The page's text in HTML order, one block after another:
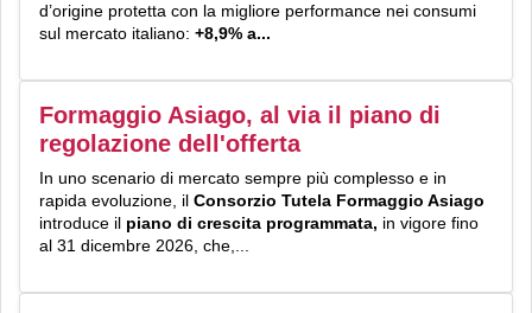
d’origine protetta con la migliore performance nei consumi
sul mercato italiano: +8,9% a...
Formaggio Asiago, al via il piano di
regolazione dell'offerta
In uno scenario di mercato sempre più complesso e in
rapida evoluzione, il Consorzio Tutela Formaggio Asiago
introduce il piano di crescita programmata, in vigore fino
al 31 dicembre 2026, che,...